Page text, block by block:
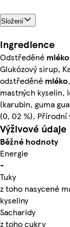
Složení
Ingredience
Odstředěné mléko
Glukózový sirup,
odstředěné mléko,
mastných kyselin,
(karubin, guma
(0, 02 %),
Výživové údaje
Běžné hodnoty
Energie
-
Tuky
z toho nasycené
kyseliny
Sacharidy
z toho cukry